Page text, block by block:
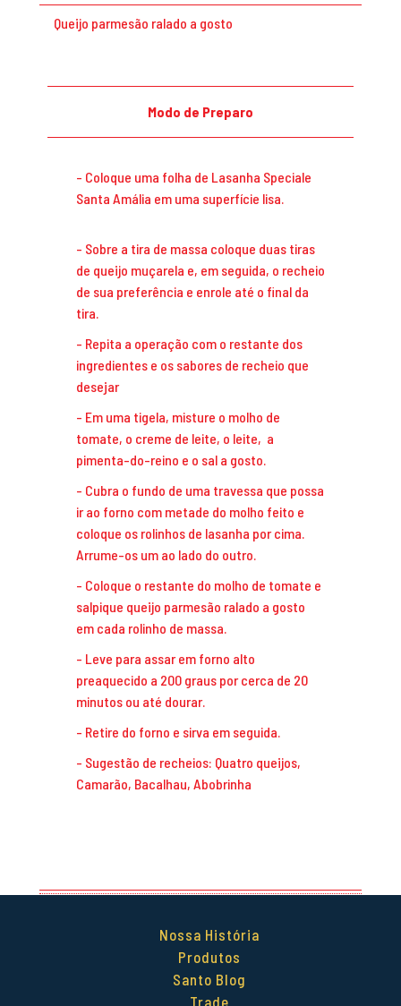
Queijo parmesão ralado a gosto
Modo de Preparo
Coloque uma folha de Lasanha Speciale
Santa Amália em uma superfície lisa.
Sobre a tira de massa coloque duas tiras
de queijo muçarela e, em seguida, o recheio
de sua preferência e enrole até o final da
tira.
Repita a operação com o restante dos
ingredientes e os sabores de recheio que
desejar
Em uma tigela, misture o molho de
tomate, o creme de leite, o leite, a
pimenta-do-reino e o sal a gosto.
Cubra o fundo de uma travessa que possa
ir ao forno com metade do molho feito e
coloque os rolinhos de lasanha por cima.
Arrume-os um ao lado do outro.
Coloque o restante do molho de tomate e
salpique queijo parmesão ralado a gosto
em cada rolinho de massa.
Leve para assar em forno alto
preaquecido a 200 graus por cerca de 20
minutos ou até dourar.
Retire do forno e sirva em seguida.
Sugestão de recheios: Quatro queijos,
Camarão, Bacalhau, Abobrinha
Nossa História
Produtos
Santo Blog
Trade